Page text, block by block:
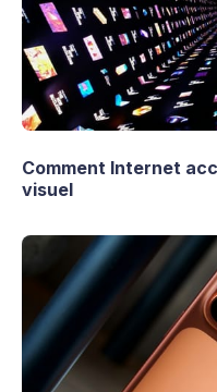
Comment Internet
visuel